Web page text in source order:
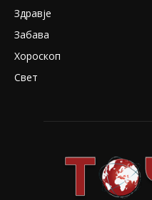
Здравје
Забава
Хороскоп
Свет